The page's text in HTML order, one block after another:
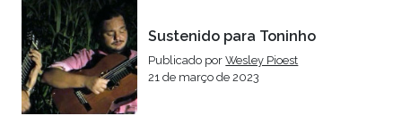
Sustenido para Toninho
Publicado porWesley Pioest
21 de março de 2023